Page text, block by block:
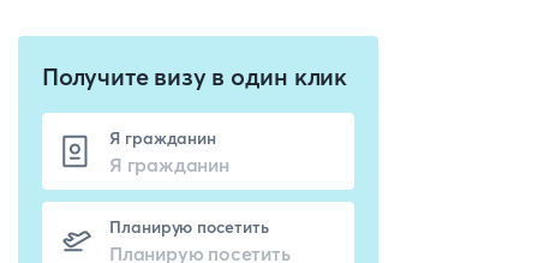
Получите визу в один клик
Я гражданин
Планирую посетить